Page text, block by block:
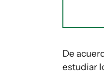
De
estudiar